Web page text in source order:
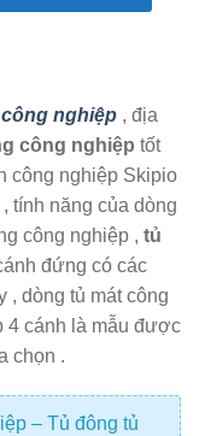
nghiệp , địa
công nghiệp tốt
công nghiệp Skipio
tính năng của dòng
công nghiệp , tủ
đứng có các
, dòng tủ mát công
4 cánh là mẫu được
chọn .
– Tủ đông tủ